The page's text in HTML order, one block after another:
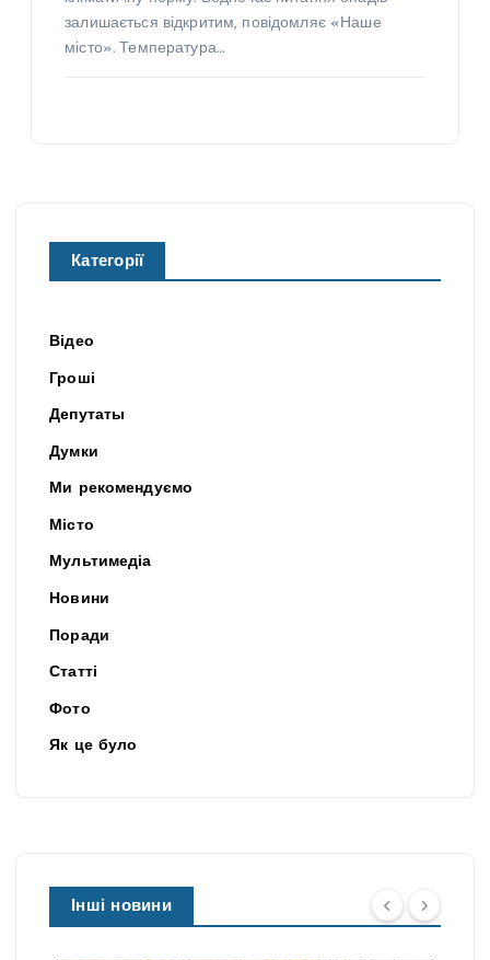
залишається відкритим, повідомляє «Наше
місто». Температура…
Категорії
Відео
Гроші
Депутаты
Думки
Ми рекомендуємо
Місто
Мультимедіа
Новини
Поради
Статті
Фото
Як це було
Інші новини